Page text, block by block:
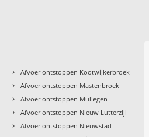
› Afvoer ontstoppen Kootwijkerbroek
› Afvoer ontstoppen Mastenbroek
› Afvoer ontstoppen Mullegen
› Afvoer ontstoppen Nieuw Lutterzijl
› Afvoer ontstoppen Nieuwstad